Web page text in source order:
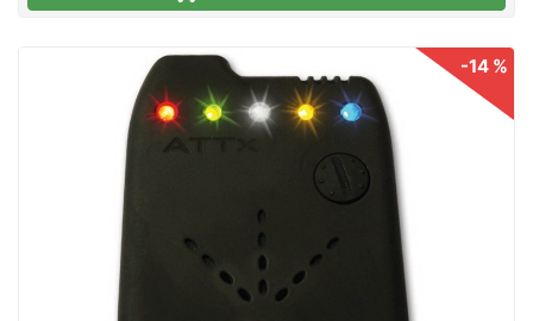
samozrejmě deaktivovat. Nastavení hlasitosti a tónu
– 6 úrovní Nočni režim – každý hlásič má poziční
světlo v barvě diod, které lze manuálně aktivovat či
deaktivovat Paměť – po záběru nám záběrová dioda
bliká dalších 10s, nastavení hlasiče zůstáva stejné po
opětovném zapnutí/vypnutí Záběr – klasický zaběr a
tzv. "padák", kdy ryba jede k nám lze na signalizítoru
rozpoznat jednak podle záběrové diody, tak i podle
tónu. Rohy – nepostradatelná ochrana vašich prutů,
které lze jednoduše namontovat nebo odmontovat
díky závitu Gumové výstelky pod prut – prut neleží
-14 %